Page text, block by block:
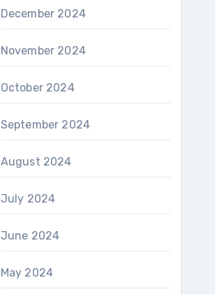
December 2024
November 2024
October 2024
September 2024
August 2024
July 2024
June 2024
May 2024